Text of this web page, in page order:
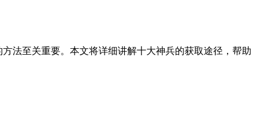
法至关重要。本文将详细讲解十大神兵的获取途径，帮助